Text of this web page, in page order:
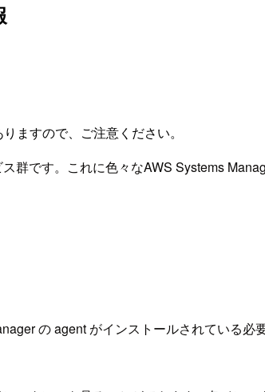
ますので、ご注意ください。
群です。 これに色々なAWS Systems
の agent がインストールされている